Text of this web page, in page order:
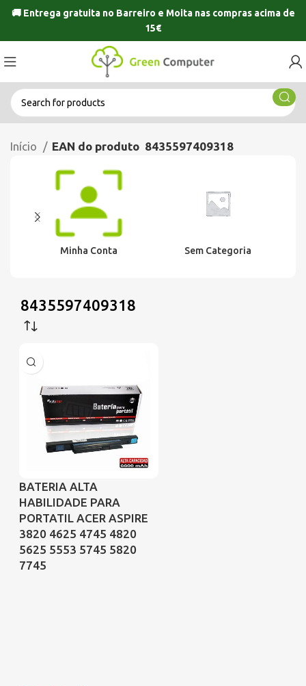
🚚 Entrega gratuita no Barreiro e Moitanas compras acima de
15€
Início EAN do produto 8435597409318
Minha Conta Sem Categoria
8435597409318
BATERIA ALTA
HABILIDADE PARA
PORTATIL ACER ASPIRE
3820 4625 4745 4820
5625 5553 5745 5820
7745